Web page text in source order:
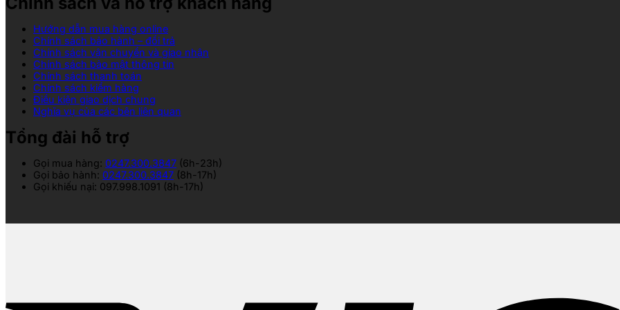
Hướng dẫn mua hàng online
Chính sách bảo hành – đổi trả
Chính sách vận chuyển và giao nhận
Chính sách bảo mật thông tin
Chính sách thanh toán
Chính sách kiểm hàng
Điều kiện giao dịch chung
Nghĩa vụ của các bên liên quan
Tổng đài hỗ trợ
Gọi mua hàng: 0247.300.3847 (6h-23h)
Gọi bảo hành: 0247.300.3847 (8h-17h)
Gọi khiếu nại: 097.998.1091 (8h-17h)